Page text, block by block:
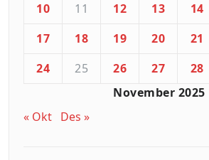
November 2025
10
11 12 13 14
17
18 19 20 21
24
25 26 27 28
« Okt Des »